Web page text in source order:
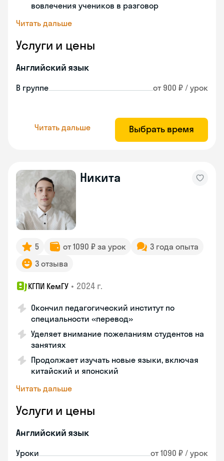
вовлечения учеников в разговор
Читать дальше
Услуги и цены
Английский язык
В группе от 900 ₽ / урок
Читать дальше Выбрать время
Никита
5 от 1090 ₽ за урок
3 года опыта
3 отзыва
КГПИ КемГУ • 2024 г.
Окончил педагогический институт по
специальности «перевод»
Уделяет внимание пожеланиям студентов на
занятиях
Продолжает изучать новые языки, включая
китайский и японский
Читать дальше
Услуги и цены
Английский язык
Уроки от 1090 ₽ / урок